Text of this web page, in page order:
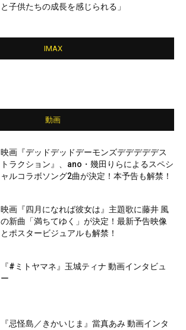
と子供たちの成長を感じられる」
IMAX
動画
映画『デッドデッドデーモンズデデデデデス
トラクション』、ano・幾田りらによるスペシ
ャルコラボソング2曲が決定！本予告も解禁！
映画『四月になれば彼女は』主題歌に藤井 風
の新曲「満ちてゆく」が決定！最新予告映像
とポスタービジュアルも解禁！
『#ミトヤマネ』玉城ティナ 動画インタビュ
ー
『忌怪島／きかいじま』當真あみ 動画インタ